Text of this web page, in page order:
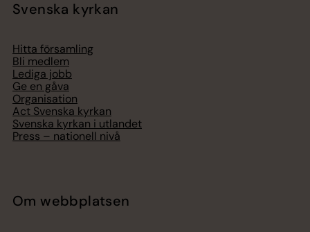
Svenska kyrkan
Hitta församling
Bli medlem
Lediga jobb
Ge en gåva
Organisation
Act Svenska kyrkan
Svenska kyrkan i utlandet
Press – nationell nivå
Om webbplatsen